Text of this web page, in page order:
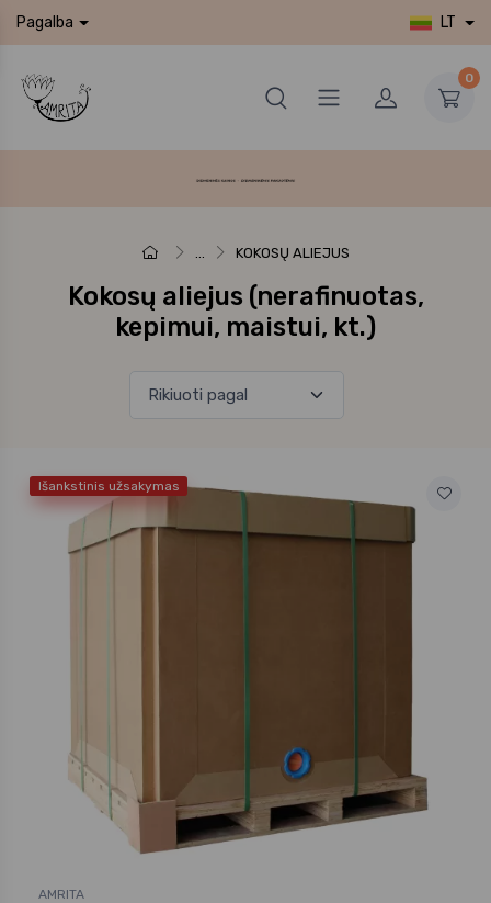
Pagalba LT
0
... KOKOSŲ ALIEJUS
Kokosų aliejus (nerafinuotas,
kepimui, maistui, kt.)
Išankstinis užsakymas
AMRITA